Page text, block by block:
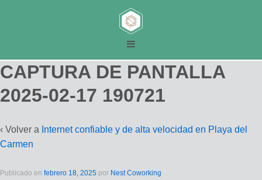
CAPTURA DE PANTALLA
2025-02-17 190721
‹ Volver a Internet confiable y de alta velocidad en Playa del
Carmen
Publicado en febrero 18, 2025 por Nest Coworking